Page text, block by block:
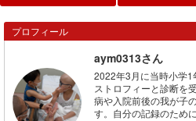
プロフィール
aym0313さん
2022年3月に当時小学1
ストロフィーと診断を
病や入院前後の我が子
す。自分の記録のため